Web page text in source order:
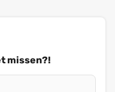
missen?!